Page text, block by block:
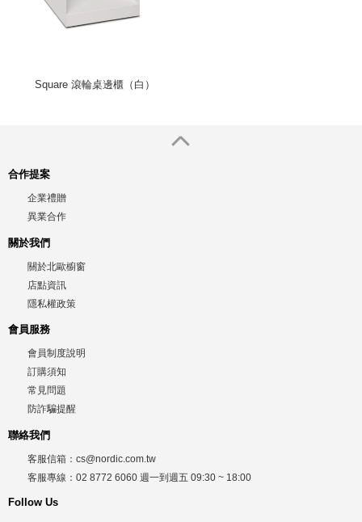
Square 滾輪桌邊櫃（白）
合作提案
企業禮贈
異業合作
關於我們
關於北歐櫥窗
店點資訊
隱私權政策
會員服務
會員制度說明
訂購須知
常見問題
防詐騙提醒
聯絡我們
客服信箱： cs@nordic.com.tw
客服專線： 02 8772 6060 週一到週五 09:30 ~ 18:00
Follow Us